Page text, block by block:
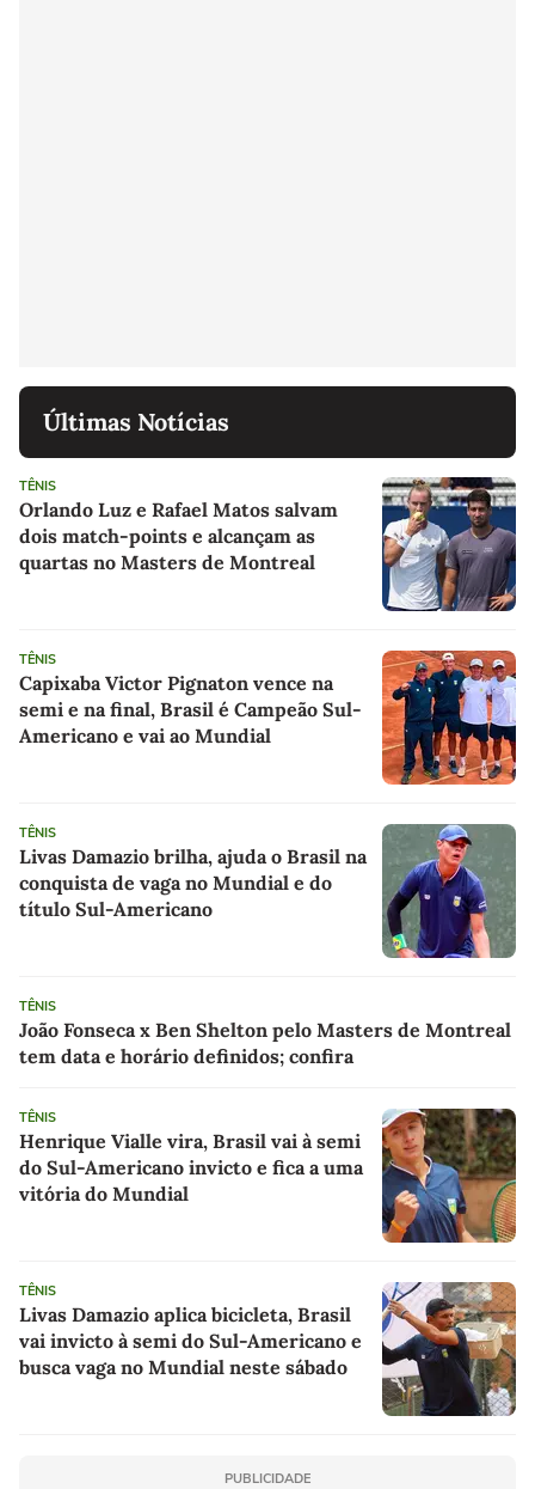
Últimas Notícias
TÊNIS
Orlando Luz e Rafael Matos salvam
dois match-points e alcançam as
quartas no Masters de Montreal
TÊNIS
Capixaba Victor Pignaton vence na
semi e na final, Brasil é Campeão Sul-
Americano e vai ao Mundial
TÊNIS
Livas Damazio brilha, ajuda o Brasil na
conquista de vaga no Mundial e do
título Sul-Americano
TÊNIS
João Fonseca x Ben Shelton pelo Masters de Montreal
tem data e horário definidos; confira
TÊNIS
Henrique Vialle vira, Brasil vai à semi
do Sul-Americano invicto e fica a uma
vitória do Mundial
TÊNIS
Livas Damazio aplica bicicleta, Brasil
vai invicto à semi do Sul-Americano e
busca vaga no Mundial neste sábado
PUBLICIDADE